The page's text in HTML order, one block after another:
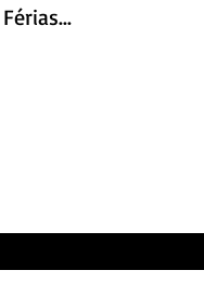
Férias...